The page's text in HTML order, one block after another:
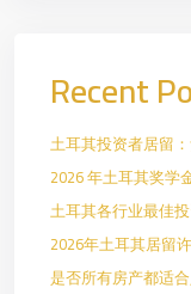
Recent
土耳其投资者居留
2026 年土耳其奖学
土耳其各行业最佳
2026年土耳其居留
是否所有房产都适